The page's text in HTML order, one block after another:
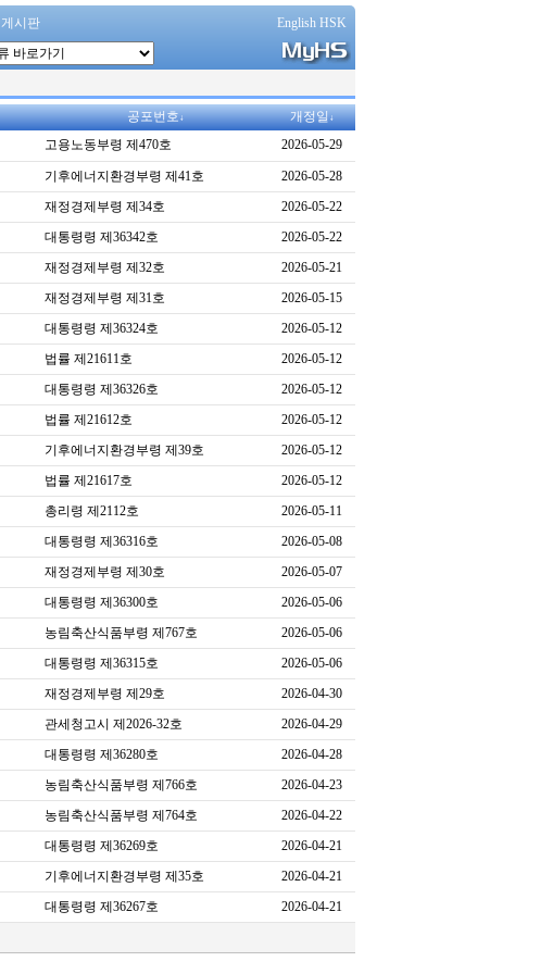
게시판 English HSK
공포번호↓ 개정일↓
고용노동부령 제470호 2026-05-29
기후에너지환경부령 제41호
2026-05-28
재정경제부령 제34호
2026-05-22
대통령령 제36342호
2026-05-22
재정경제부령 제32호
2026-05-21
재정경제부령 제31호
2026-05-15
대통령령 제36324호
2026-05-12
법률 제21611호
2026-05-12
대통령령 제36326호
2026-05-12
법률 제21612호
2026-05-12
기후에너지환경부령 제39호
2026-05-12
법률 제21617호
2026-05-12
총리령 제2112호
2026-05-11
대통령령 제36316호
2026-05-08
재정경제부령 제30호
2026-05-07
대통령령 제36300호
2026-05-06
농림축산식품부령 제767호
2026-05-06
대통령령 제36315호
2026-05-06
재정경제부령 제29호
2026-04-30
관세청고시 제2026-32호
2026-04-29
대통령령 제36280호
2026-04-28
농림축산식품부령 제766호
2026-04-23
농림축산식품부령 제764호
2026-04-22
대통령령 제36269호
2026-04-21
기후에너지환경부령 제35호
2026-04-21
대통령령 제36267호
2026-04-21